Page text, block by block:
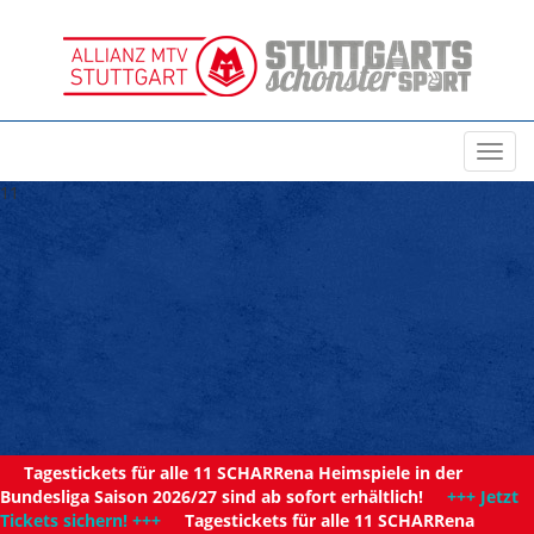
11
Tagestickets für alle 11 SCHARRena Heimspiele in der
Bundesliga Saison 2026/27 sind ab sofort erhältlich! +++ Jetzt
Tickets sichern! +++ Tagestickets für alle 11 SCHARRena